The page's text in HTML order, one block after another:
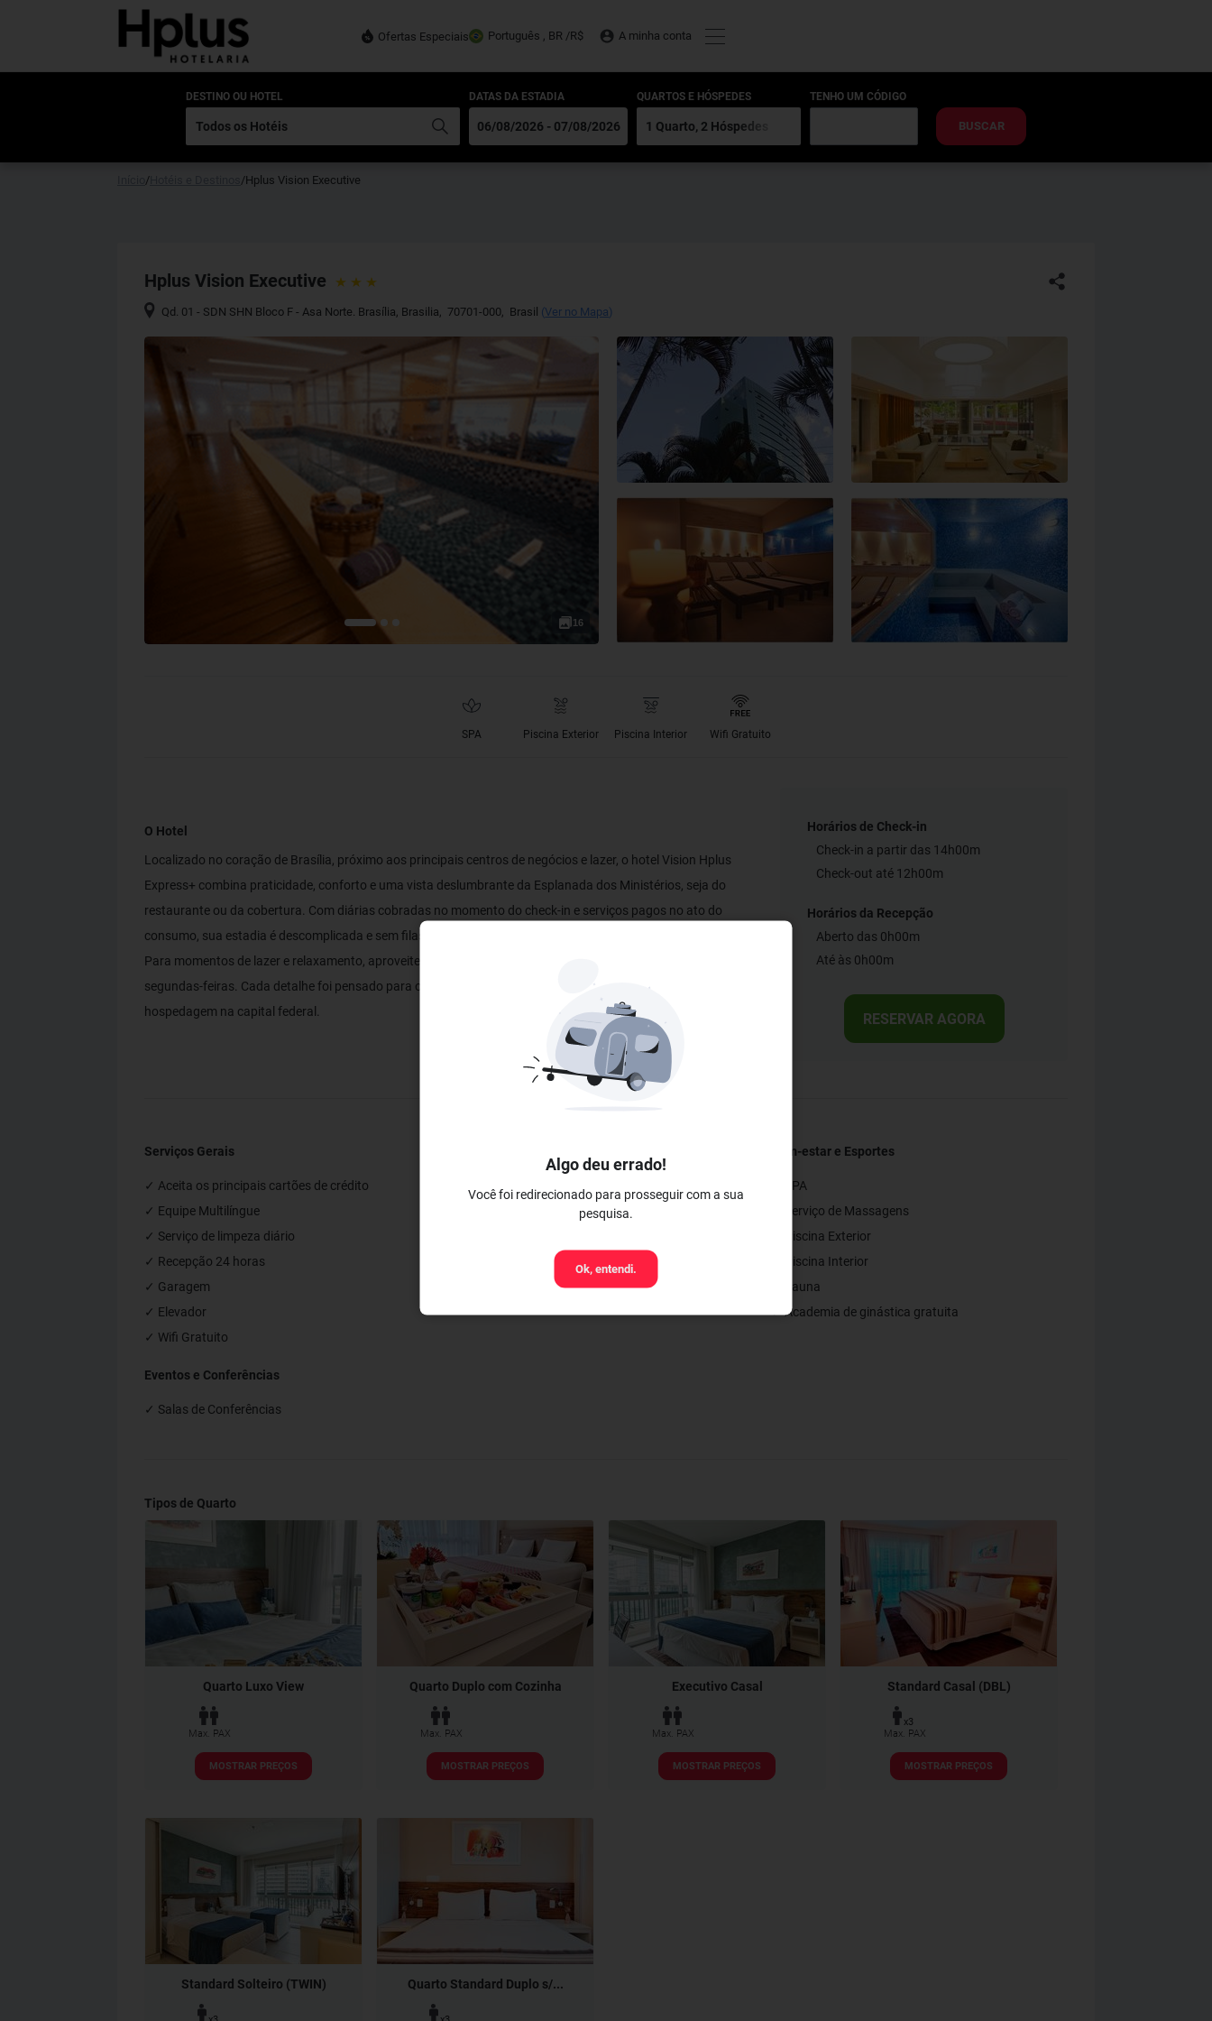
Ofertas Especiais Português , BR /R$ A minha conta
Algo deu errado!
Você foi redirecionado para prosseguir com a sua
pesquisa.
Ok, entendi.
DESTINO OU HOTEL DATAS DA ESTADIA QUARTOS E HÓSPEDES TENHO UM CÓDIGO
BUSCAR
/ /Hplus Vision Executive
Hplus Vision Executive
Qd. 01 - SDN SHN Bloco F - Asa Norte. Brasília, Brasilia, 70701-000, Brasil (Ver no Mapa)
16
SPA Piscina Exterior Piscina Interior Wifi Gratuito
O Hotel
Localizado no coração de Brasília, próximo aos principais centros de negócios e lazer, o hotel Vision Hplus
Express+ combina praticidade, conforto e uma vista deslumbrante da Esplanada dos Ministérios, seja do
restaurante ou da cobertura. Com diárias cobradas no momento do check-in e serviços pagos no ato do
consumo, sua estadia é descomplicada e sem filas no check-out, garantindo mais agilidade e conveniência.
Para momentos de lazer e relaxamento, aproveite a piscina na cobertura, que passa por manutenção às
segundas-feiras. Cada detalhe foi pensado para oferecer uma experiência agradável e eficiente durante sua
hospedagem na capital federal.
Horários de Check-in
Check-in a partir das 14h00m
Check-out até 12h00m
Horários da Recepção
Aberto das 0h00m
Até às 0h00m
RESERVAR AGORA
Serviços Gerais
✓ Aceita os principais cartões de crédito
✓ Equipe Multilíngue
✓ Serviço de limpeza diário
✓ Recepção 24 horas
✓ Garagem
✓ Elevador
✓ Wifi Gratuito
Bem-estar e Esportes
✓ SPA
✓ Serviço de Massagens
✓ Piscina Exterior
✓ Piscina Interior
✓ Sauna
✓ Academia de ginástica gratuita
Eventos e Conferências
✓ Salas de Conferências
Tipos de Quarto
Quarto Luxo View
Max. PAX
MOSTRAR PREÇOS
Quarto Duplo com Cozinha
Max. PAX
MOSTRAR PREÇOS
Executivo Casal
Max. PAX
MOSTRAR PREÇOS
Standard Casal (DBL)
x3
Max. PAX
MOSTRAR PREÇOS
Standard Solteiro (TWIN) Quarto Standard Duplo s/...